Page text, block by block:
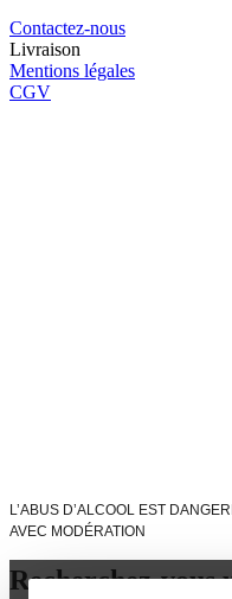
Contactez-nous
Livraison
Mentions légales
CGV
L’ABUS D’ALCOOL EST
AVEC MODÉRATION
Recherchez-vous